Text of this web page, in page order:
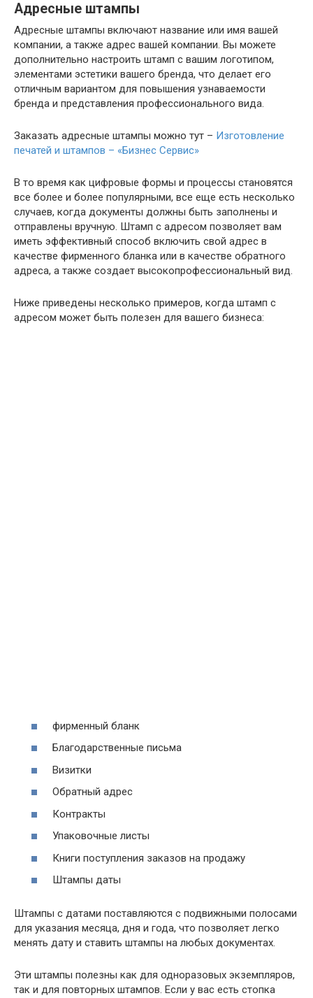
Адресные штампы
Адресные штампы включают название или имя вашей
компании, а также адрес вашей компании. Вы можете
дополнительно настроить штамп с вашим логотипом,
элементами эстетики вашего бренда, что делает его
отличным вариантом для повышения узнаваемости
бренда и представления профессионального вида.
Заказать адресные штампы можно тут – Изготовление
печатей и штампов – «Бизнес Сервис»
В то время как цифровые формы и процессы становятся
все более и более популярными, все еще есть несколько
случаев, когда документы должны быть заполнены и
отправлены вручную. Штамп с адресом позволяет вам
иметь эффективный способ включить свой адрес в
качестве фирменного бланка или в качестве обратного
адреса, а также создает высокопрофессиональный вид.
Ниже приведены несколько примеров, когда штамп с
адресом может быть полезен для вашего бизнеса:
фирменный бланк
Благодарственные письма
Визитки
Обратный адрес
Контракты
Упаковочные листы
Книги поступления заказов на продажу
Штампы даты
Штампы с датами поставляются с подвижными полосами
для указания месяца, дня и года, что позволяет легко
менять дату и ставить штампы на любых документах.
Эти штампы полезны как для одноразовых экземпляров,
так и для повторных штампов. Если у вас есть стопка